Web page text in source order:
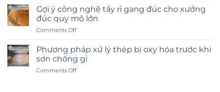
kính
hay
dán
Lựa
chọn
nào
Gợi ý công nghệ tẩy rỉ gang đúc cho xưởng
đúc quy mô lớn
Comments Offon
ý
công
nghệ
tẩy
Phương pháp xử lý thép bị oxy hóa trước khi
sơn chống gỉ
Comments Offon